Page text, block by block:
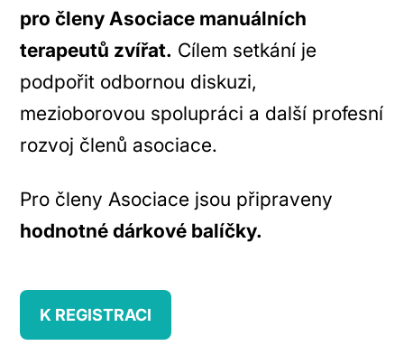
pro členy Asociace manuálních
terapeutů zvířat. Cílem setkání je
podpořit odbornou diskuzi,
mezioborovou spolupráci a další profesní
rozvoj členů asociace.
Pro členy Asociace jsou připraveny
hodnotné dárkové balíčky.
K REGISTRACI